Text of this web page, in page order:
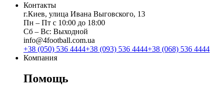
Контакты
г.Киев, улица Ивана Выговского, 13
Пн ‒ Пт с 10:00 до 18:00
Сб ‒ Вс: Выходной
info@4football.com.ua
+38 (050) 536 4444+38 (093) 536 4444+38 (068) 536 4444
Компания
Помощь